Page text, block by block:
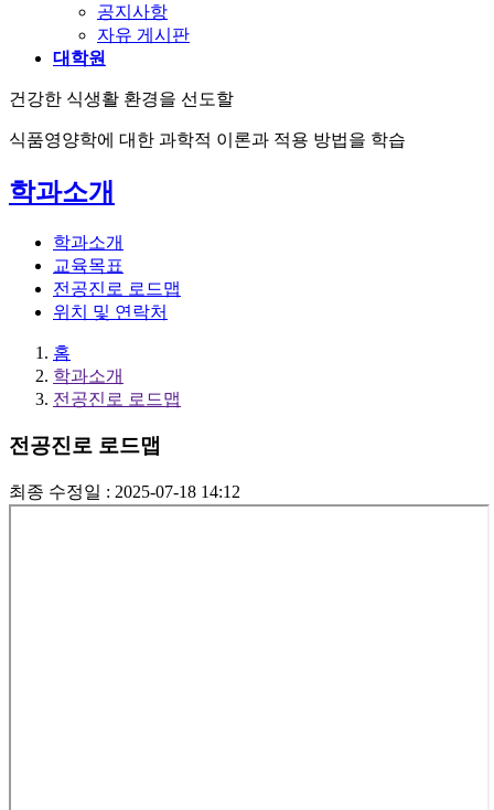
공지사항
자유 게시판
대학원
건강한 식생활 환경을 선도할
식품영양학에 대한 과학적 이론과 적용 방법을 학습
학과소개
학과소개
교육목표
전공진로 로드맵
위치 및 연락처
홈
학과소개
전공진로 로드맵
전공진로 로드맵
최종 수정일 : 2025-07-18 14:12